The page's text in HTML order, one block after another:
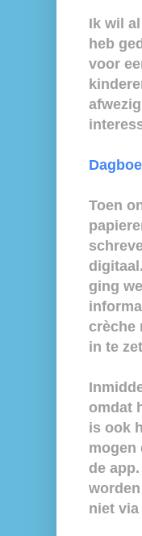
Ik wil
heb
voor
Toen
ging
crèche
in te
omdat
is ook
mogen
de
niet